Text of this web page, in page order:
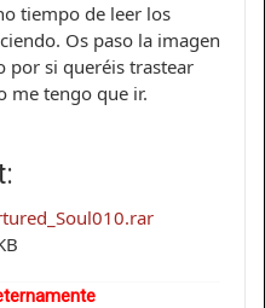
tiempo de leer los
Os paso la imagen
por si queréis trastear
me tengo que ir.